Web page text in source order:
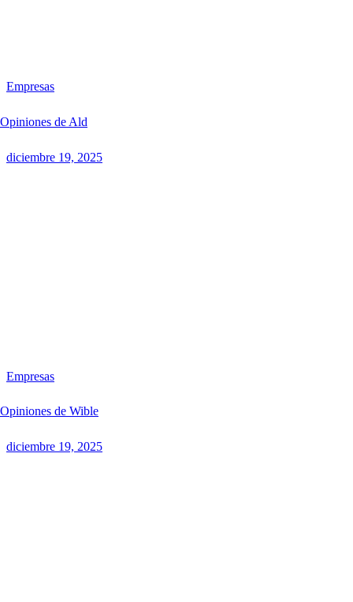
Empresas
Opiniones de Ald
diciembre 19, 2025
Empresas
Opiniones de Wible
diciembre 19, 2025